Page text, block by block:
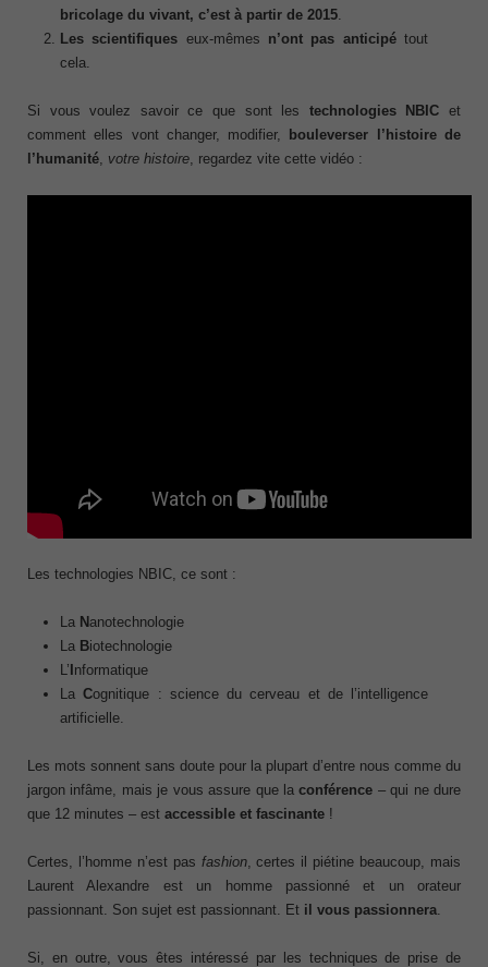
bricolage du vivant, c’est à partir de 2015
Les scientifiques eux-mêmes n’ont pas anticipétout
cela.
Si vous voulez savoir ce que sont les technologies NBIC et
comment elles vont changer, modifier, bouleverser l’histoire de
l’humanité votre histoire , regardez vite cette vidéo :
Les technologies NBIC, ce sont :
La Nanotechnologie
La Biotechnologie
L’Informatique
LaCognitique : science du cerveau et de l’intelligence
artificielle.
Les mots sonnent sans doute pour la plupart d’entre nous comme du
jargon infâme, mais je vous assure que laconférence – qui ne dure
que 12 minutes – est accessible et fascinante !
Certes, l’homme n’est pas fashion, certes il piétine beaucoup, mais
Laurent Alexandre est un homme passionné et un orateur
passionnant. Son sujet est passionnant. Et il vous passionnera
Si, en outre, vous êtes intéressé par les techniques de prise de